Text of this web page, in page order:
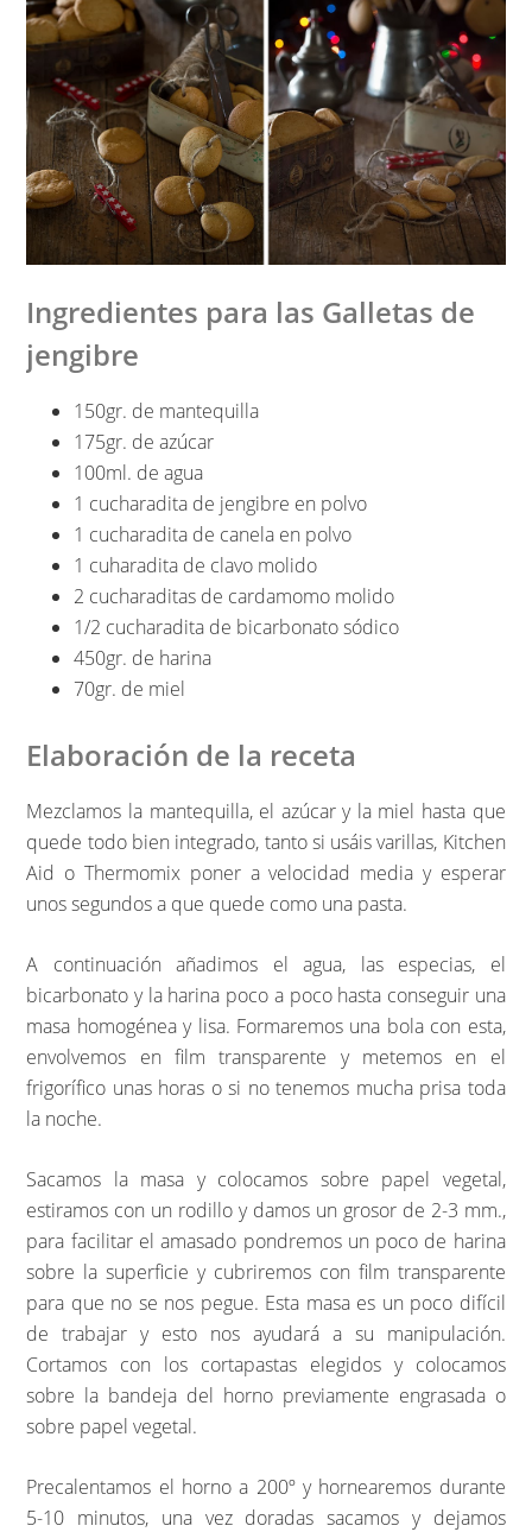
Ingredientes para las Galletas de
jengibre
150gr. de mantequilla
175gr. de azúcar
100ml. de agua
1 cucharadita de jengibre en polvo
1 cucharadita de canela en polvo
1 cuharadita de clavo molido
2 cucharaditas de cardamomo molido
1/2 cucharadita de bicarbonato sódico
450gr. de harina
70gr. de miel
Elaboración de la receta
Mezclamos la mantequilla, el azúcar y la miel hasta que
quede todo bien integrado, tanto si usáis varillas, Kitchen
Aid o Thermomix poner a velocidad media y esperar
unos segundos a que quede como una pasta.
A continuación añadimos el agua, las especias, el
bicarbonato y la harina poco a poco hasta conseguir una
masa homogénea y lisa. Formaremos una bola con esta,
envolvemos en film transparente y metemos en el
frigorífico unas horas o si no tenemos mucha prisa toda
la noche.
Sacamos la masa y colocamos sobre papel vegetal,
estiramos con un rodillo y damos un grosor de 2-3 mm.,
para facilitar el amasado pondremos un poco de harina
sobre la superficie y cubriremos con film transparente
para que no se nos pegue. Esta masa es un poco difícil
de trabajar y esto nos ayudará a su manipulación.
Cortamos con los cortapastas elegidos y colocamos
sobre la bandeja del horno previamente engrasada o
sobre papel vegetal.
Precalentamos el horno a 200º y hornearemos durante
5-10 minutos, una vez doradas sacamos y dejamos